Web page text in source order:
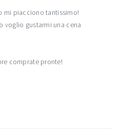
mi piacciono tantissimo!
voglio gustarmi una cena
comprate pronte!